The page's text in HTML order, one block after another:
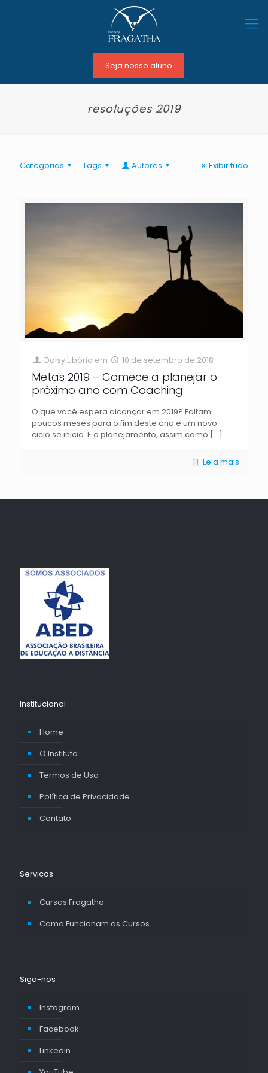
Seja nosso aluno
resoluções 2019
Categorias Tags Autores Exibir tudo
Daisy Libório em 10 de setembro de 2018
Metas 2019 – Comece a planejar o
próximo ano com Coaching
O que você espera alcançar em 2019? Faltam
poucos meses para o fim deste ano e um novo
ciclo se inicia. E o planejamento, assim como […]
Leia mais
Institucional
Home
O Instituto
Termos de Uso
Política de Privacidade
Contato
Serviços
Cursos Fragatha
Como Funcionam os Cursos
Siga-nos
Instagram
Facebook
Linkedin